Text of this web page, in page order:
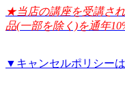
★当店の講座を受講さ
品(一部を除く)を通年
▼キャンセルポリシー